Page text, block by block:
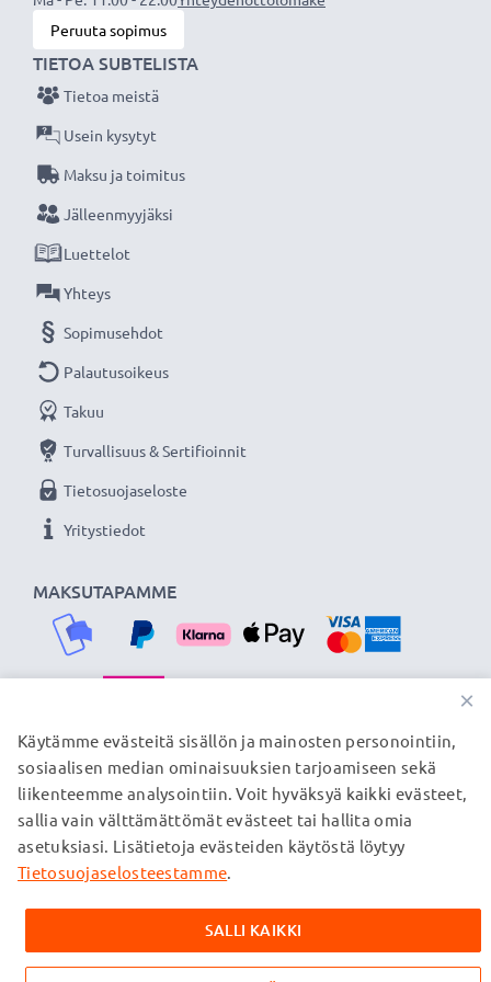
Lisää yksityiskohtia, kontrastia ja väriä - DV-
videokameran vastavalosuoja kulmikas
suodinkierteeseen kiinnitettävä tuotemerkiltä
CELLONIC 3 vuoden takuulla!
Peruuta sopimus
MAKSUTAPAMME
TIETOA SUBTELISTA
Tietoa meistä
Usein kysytyt
Maksu ja toimitus
Jälleenmyyjäksi
Luettelot
Yhteys
Sopimusehdot
Palautusoikeus
Takuu
Turvallisuus & Sertifioinnit
Tietosuojaseloste
Yritystiedot
TOIMITUSKUMPPANIMME
© subtel.fi 2026
Kaikki hinnat sisältävät arvonlisäveron, mutta ei
toimituskuluja. Kaikki sivuillamme mainitut tavaramerkit ovat
verkkosivuillamme ainoastaan tuotteitamme koskevan
×
Käytämme evästeitä sisällön ja mainosten personointiin,
sosiaalisen median ominaisuuksien tarjoamiseen sekä
liikenteemme analysointiin. Voit hyväksyä kaikki evästeet,
sallia vain välttämättömät evästeet tai hallita omia
asetuksiasi. Lisätietoja evästeiden käytöstä löytyy
Tietosuojaselosteestamme.
SALLI KAIKKI